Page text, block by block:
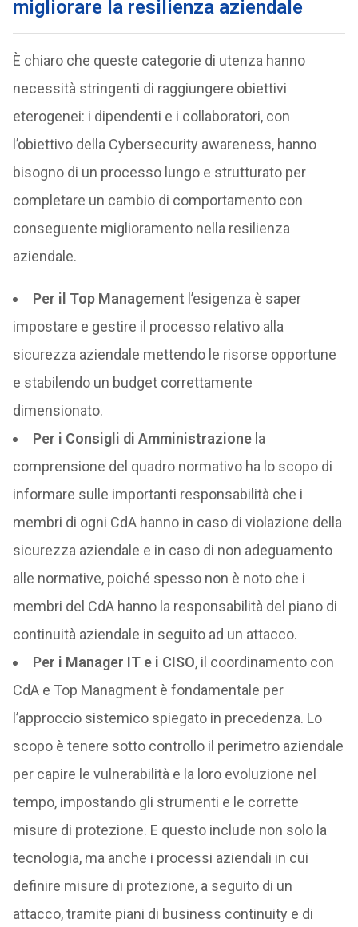
migliorare la resilienza aziendale
È chiaro che queste categorie di utenza hanno
necessità stringenti di raggiungere obiettivi
eterogenei: i dipendenti e i collaboratori, con
l’obiettivo della Cybersecurity awareness, hanno
bisogno di un processo lungo e strutturato per
completare un cambio di comportamento con
conseguente miglioramento nella resilienza
aziendale.
Per il Top Management l’esigenza è saper
impostare e gestire il processo relativo alla
sicurezza aziendale mettendo le risorse opportune
e stabilendo un budget correttamente
dimensionato.
Per i Consigli di Amministrazionela
comprensione del quadro normativo ha lo scopo di
informare sulle importanti responsabilità che i
membri di ogni CdA hanno in caso di violazione della
sicurezza aziendale e in caso di non adeguamento
alle normative, poiché spesso non è noto che i
membri del CdA hanno la responsabilità del piano di
continuità aziendale in seguito ad un attacco.
Per i Manager IT e i CISO, il coordinamento con
CdA e Top Managment è fondamentale per
l’approccio sistemico spiegato in precedenza. Lo
scopo è tenere sotto controllo il perimetro aziendale
per capire le vulnerabilità e la loro evoluzione nel
tempo, impostando gli strumenti e le corrette
misure di protezione. E questo include non solo la
tecnologia, ma anche i processi aziendali in cui
definire misure di protezione, a seguito di un
attacco, tramite piani di business continuity e di